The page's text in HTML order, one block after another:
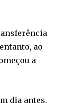
ao
a
dia antes,